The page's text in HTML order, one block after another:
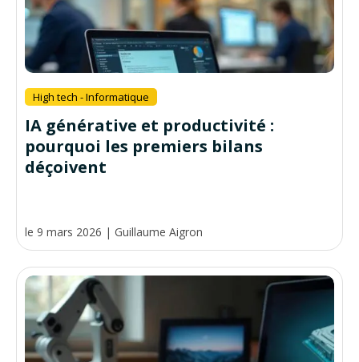
High tech - Informatique
IA générative et productivité :
pourquoi les premiers bilans
déçoivent
le 9 mars 2026 | Guillaume Aigron